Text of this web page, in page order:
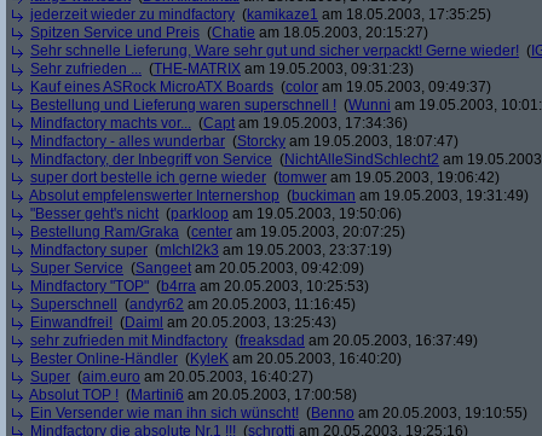
jederzeit wieder zu mindfactory (kamikaze1 am 18.05.2003, 17:35:25)
Spitzen Service und Preis (Chatie am 18.05.2003, 20:15:27)
Sehr schnelle Lieferung, Ware sehr gut und sicher verpackt! Gerne wieder! (
Sehr zufrieden ... (THE-MATRIX am 19.05.2003, 09:31:23)
Kauf eines ASRock MicroATX Boards (color am 19.05.2003, 09:49:37)
Bestellung und Lieferung waren superschnell ! (Wunni am 19.05.2003,
Mindfactory machts vor... (Capt am 19.05.2003, 17:34:36)
Mindfactory - alles wunderbar (Storcky am 19.05.2003, 18:07:47)
Mindfactory, der Inbegriff von Service (NichtAlleSindSchlecht2 am
super dort bestelle ich gerne wieder (tomwer am 19.05.2003, 19:06:42)
Absolut empfelenswerter Internershop (buckiman am 19.05.2003, 19:31:49)
"Besser geht's nicht (parkloop am 19.05.2003, 19:50:06)
Bestellung Ram/Graka (center am 19.05.2003, 20:07:25)
Mindfactory super (mIchI2k3 am 19.05.2003, 23:37:19)
Super Service (Sangeet am 20.05.2003, 09:42:09)
Mindfactory "TOP" (b4rra am 20.05.2003, 10:25:53)
Superschnell
(andyr62 am 20.05.2003, 11:16:45)
Einwandfrei! (Daiml am 20.05.2003, 13:25:43)
sehr zufrieden mit Mindfactory (freaksdad am 20.05.2003, 16:37:49)
Bester Online-Händler (KyleK am 20.05.2003, 16:40:20)
Super (aim.euro am 20.05.2003, 16:40:27)
Absolut TOP ! (Martini6 am 20.05.2003, 17:00:58)
Ein Versender wie man ihn sich wünscht! (Benno am 20.05.2003, 19:10:55)
Mindfactory die absolute Nr.1 !!! (schrotti am 20.05.2003, 19:25:16)